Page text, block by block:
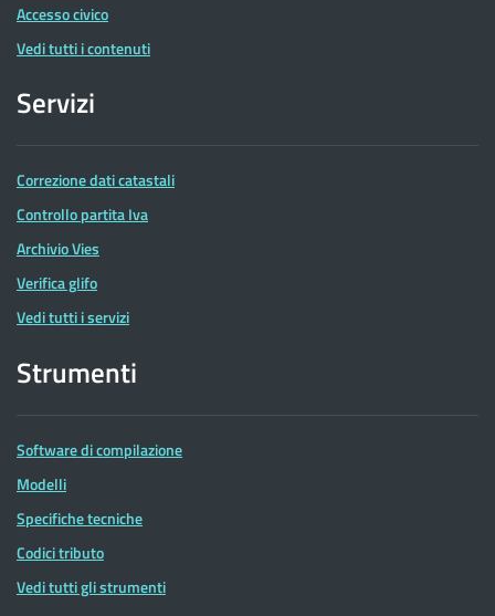
Accesso civico
Vedi tutti i contenuti
Servizi
Correzione dati catastali
Controllo partita Iva
Archivio Vies
Verifica glifo
Vedi tutti i servizi
Strumenti
Software di compilazione
Modelli
Specifiche tecniche
Codici tributo
Vedi tutti gli strumenti